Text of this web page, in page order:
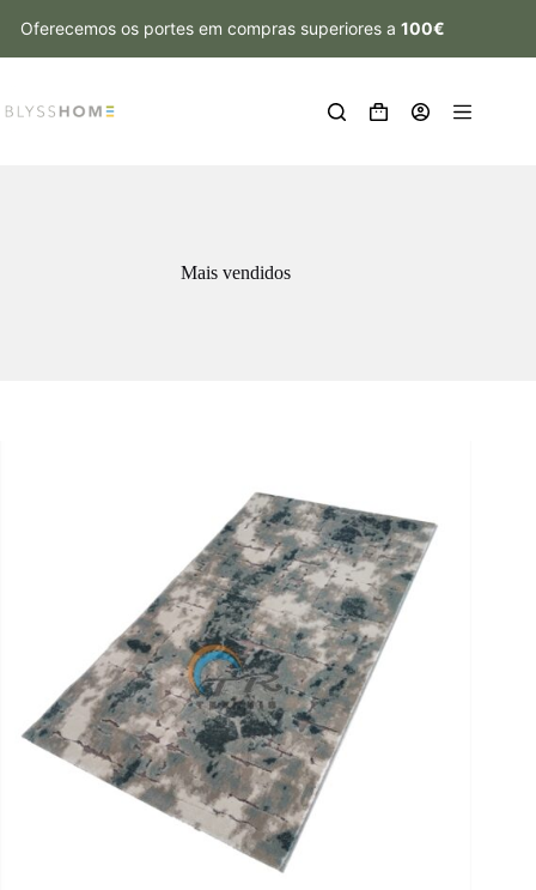
Oferecemos os portes em compras superiores a 100€
Mais vendidos